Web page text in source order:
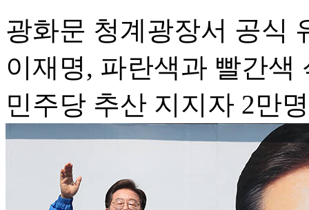
광화문 청계광장서 공식
이재명, 파란색과 빨간색
민주당 추산 지지자 2만